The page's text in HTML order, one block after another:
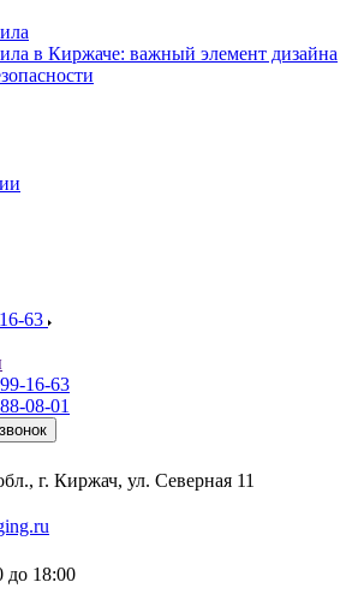
в Киржаче: важный элемент дизайна
63
16-63
08-01
г. Киржач, ул. Северная 11
до 18:00